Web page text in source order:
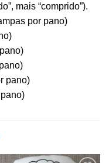
mais “comprido”).
por pano)
pano)